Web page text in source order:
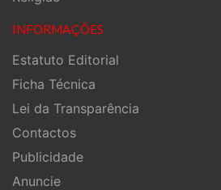
INFORMAÇÕES
Estatuto Editorial
Ficha Técnica
Lei da Transparência
Contactos
Publicidade
Anuncie